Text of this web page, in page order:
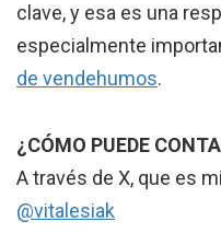
clave, y esa es una
especialmente
de vendehumos.
¿CÓMO PUEDE
A través de X, que es
@vitalesiak